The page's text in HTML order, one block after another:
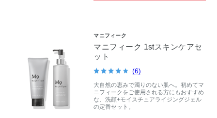
マニフィーク
マニフィーク 1stスキンケアセ
ット
(6)
大自然の恵みで濁りのない肌へ。初めてマ
ニフィークをご使用される方にもおすすめ
な、洗顔+モイスチュアライジングジェル
の定番セット。